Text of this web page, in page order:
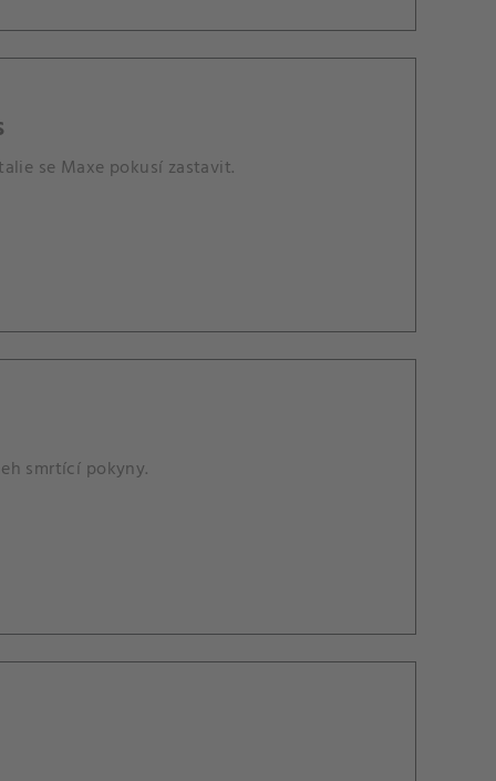
se Maxe pokusí zastavit.
smrtící pokyny.